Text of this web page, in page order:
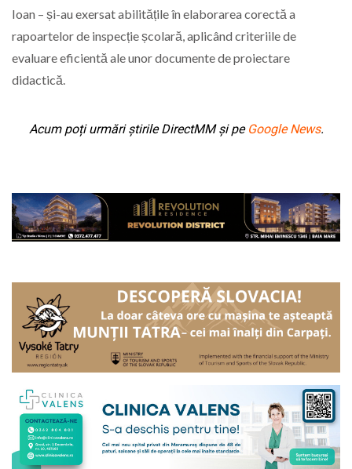
Ioan – și-au exersat abilitățile în elaborarea corectă a
rapoartelor de inspecție școlară, aplicând criteriile de
evaluare eficientă ale unor documente de proiectare
didactică.
Acum poți urmări știrile DirectMM și pe Google News.